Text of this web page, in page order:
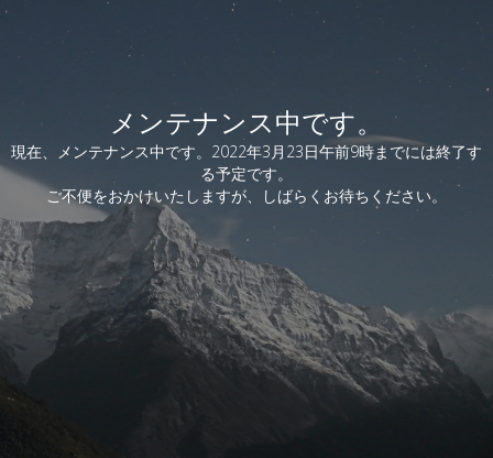
メンテナンス中です。
現在、メンテナンス中です。2022年3月23日午前9時までには終了す
る予定です。
ご不便をおかけいたしますが、しばらくお待ちください。